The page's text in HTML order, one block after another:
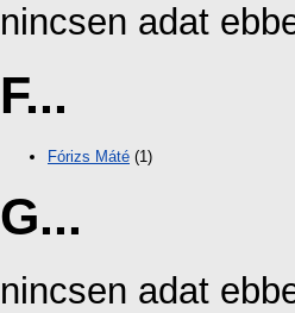
nincsen adat
F...
Fórizs Máté (1)
G...
nincsen adat